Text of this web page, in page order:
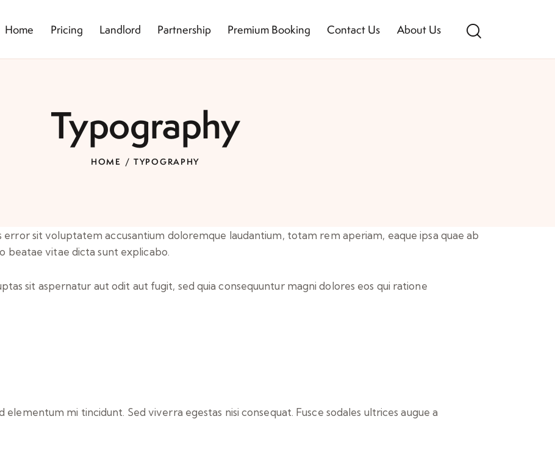
Home Pricing Landlord Partnership Premium Booking Contact Us About Us
Typography
HOME TYPOGRAPHY
error sit voluptatem accusantium doloremque laudantium, totam rem aperiam, eaque ipsa quae ab
beatae vitae dicta sunt explicabo.
sit aspernatur aut odit aut fugit, sed quia consequuntur magni dolores eos qui ratione
elementum mi tincidunt. Sed viverra egestas nisi consequat. Fusce sodales ultrices augue a